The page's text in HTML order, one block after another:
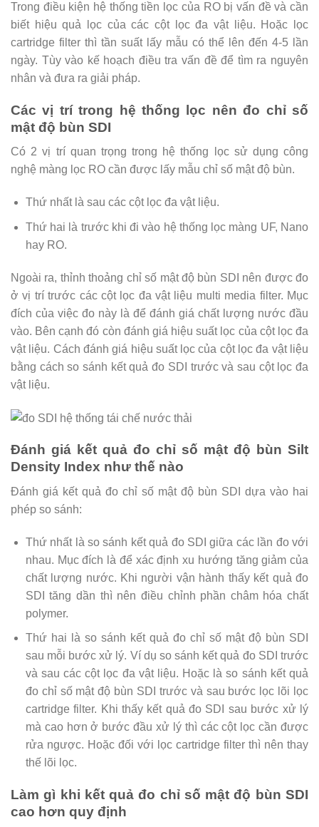
Trong điều kiện hệ thống tiền lọc của RO bị vấn đề và cần
biết hiệu quả lọc của các cột lọc đa vật liệu. Hoặc lọc
cartridge filter thì tần suất lấy mẫu có thể lên đến 4-5 lần
ngày. Tùy vào kế hoạch điều tra vấn đề để tìm ra nguyên
nhân và đưa ra giải pháp.
Các vị trí trong hệ thống lọc nên đo chỉ số
mật độ bùn SDI
Có 2 vị trí quan trọng trong hệ thống lọc sử dụng công
nghệ màng lọc RO cần được lấy mẫu chỉ số mật độ bùn.
Thứ nhất là sau các cột lọc đa vật liệu.
Thứ hai là trước khi đi vào hệ thống lọc màng UF, Nano
hay RO.
Ngoài ra, thỉnh thoảng chỉ số mật độ bùn SDI nên được đo
ở vị trí trước các cột lọc đa vật liệu multi media filter. Mục
đích của việc đo này là để đánh giá chất lượng nước đầu
vào. Bên cạnh đó còn đánh giá hiệu suất lọc của cột lọc đa
vật liệu. Cách đánh giá hiệu suất lọc của cột lọc đa vật liệu
bằng cách so sánh kết quả đo SDI trước và sau cột lọc đa
vật liệu.
Đánh giá kết quả đo chỉ số mật độ bùn Silt
Density Index như thế nào
Đánh giá kết quả đo chỉ số mật độ bùn SDI dựa vào hai
phép so sánh:
Thứ nhất là so sánh kết quả đo SDI giữa các lần đo với
nhau. Mục đích là để xác định xu hướng tăng giảm của
chất lượng nước. Khi người vận hành thấy kết quả đo
SDI tăng dần thì nên điều chỉnh phần châm hóa chất
polymer.
Thứ hai là so sánh kết quả đo chỉ số mật độ bùn SDI
sau mỗi bước xử lý. Ví dụ so sánh kết quả đo SDI trước
và sau các cột lọc đa vật liệu. Hoặc là so sánh kết quả
đo chỉ số mật độ bùn SDI trước và sau bước lọc lõi lọc
cartridge filter. Khi thấy kết quả đo SDI sau bước xử lý
mà cao hơn ở bước đầu xử lý thì các cột lọc cần được
rửa ngược. Hoặc đối với lọc cartridge filter thì nên thay
thế lõi lọc.
Làm gì khi kết quả đo chỉ số mật độ bùn SDI
cao hơn quy định